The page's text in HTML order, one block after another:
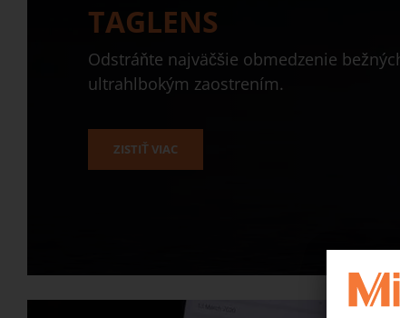
TAGLENS
Odstráňte najväčšie obmedzenie
ultrahlbokým zaostrením.
ZISTIŤ VIAC